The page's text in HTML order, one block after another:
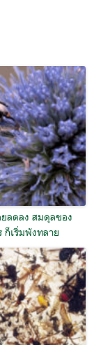
ลดลง สมดุลของ
ก็เริ่มพังทลาย